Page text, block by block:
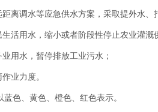
调水等应急供水方案，采取提外水、
用水，缩小或者阶段性停止农业灌溉
用水，暂停排放工业污水；
业力度。
色、黄色、橙色、红色表示。